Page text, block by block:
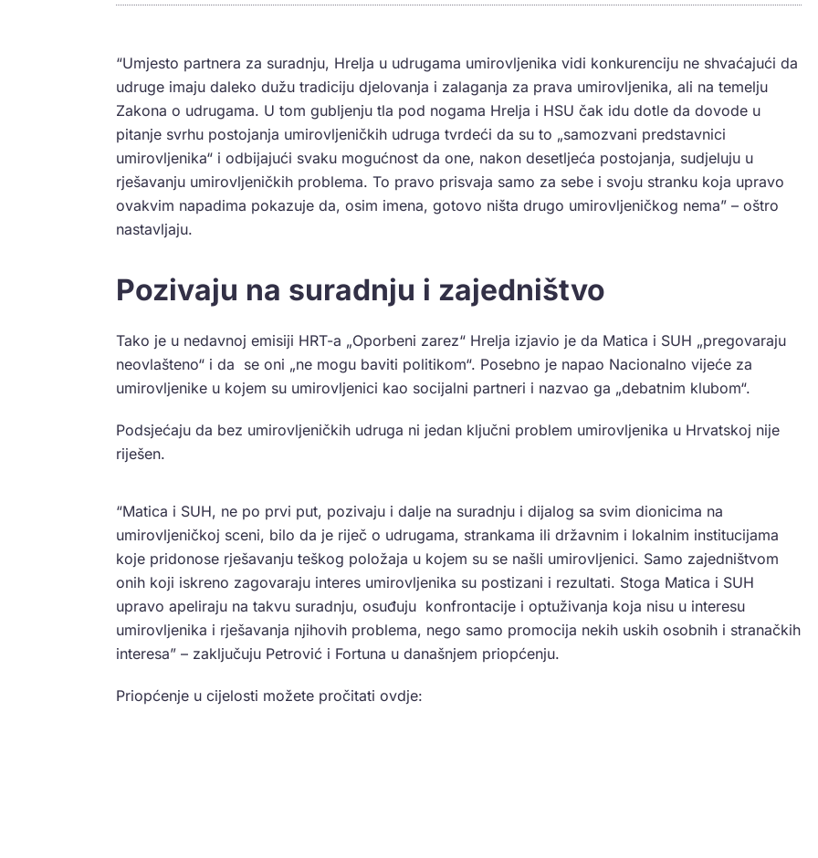
“Umjesto partnera za suradnju, Hrelja u udrugama umirovljenika vidi konkurenciju ne shvaćajući da
udruge imaju daleko dužu tradiciju djelovanja i zalaganja za prava umirovljenika, ali na temelju
Zakona o udrugama. U tom gubljenju tla pod nogama Hrelja i HSU čak idu dotle da dovode u
pitanje svrhu postojanja umirovljeničkih udruga tvrdeći da su to „samozvani predstavnici
umirovljenika“ i odbijajući svaku mogućnost da one, nakon desetljeća postojanja, sudjeluju u
rješavanju umirovljeničkih problema. To pravo prisvaja samo za sebe i svoju stranku koja upravo
ovakvim napadima pokazuje da, osim imena, gotovo ništa drugo umirovljeničkog nema” – oštro
nastavljaju.
Pozivaju na suradnju i zajedništvo
Tako je u nedavnoj emisiji HRT-a „Oporbeni zarez“ Hrelja izjavio je da Matica i SUH „pregovaraju
neovlašteno“ i da se oni „ne mogu baviti politikom“. Posebno je napao Nacionalno vijeće za
umirovljenike u kojem su umirovljenici kao socijalni partneri i nazvao ga „debatnim klubom“.
Podsjećaju da bez umirovljeničkih udruga ni jedan ključni problem umirovljenika u Hrvatskoj nije
riješen.
“Matica i SUH, ne po prvi put, pozivaju i dalje na suradnju i dijalog sa svim dionicima na
umirovljeničkoj sceni, bilo da je riječ o udrugama, strankama ili državnim i lokalnim institucijama
koje pridonose rješavanju teškog položaja u kojem su se našli umirovljenici. Samo zajedništvom
onih koji iskreno zagovaraju interes umirovljenika su postizani i rezultati. Stoga Matica i SUH
upravo apeliraju na takvu suradnju, osuđuju konfrontacije i optuživanja koja nisu u interesu
umirovljenika i rješavanja njihovih problema, nego samo promocija nekih uskih osobnih i stranačkih
interesa” – zaključuju Petrović i Fortuna u današnjem priopćenju.
Priopćenje u cijelosti možete pročitati ovdje: